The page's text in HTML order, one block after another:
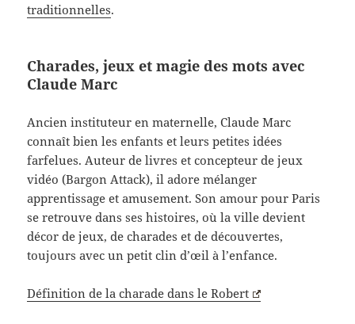
traditionnelles.
Charades, jeux et magie des mots avec
Claude Marc
Ancien instituteur en maternelle, Claude Marc
connaît bien les enfants et leurs petites idées
farfelues. Auteur de livres et concepteur de jeux
vidéo (Bargon Attack), il adore mélanger
apprentissage et amusement. Son amour pour Paris
se retrouve dans ses histoires, où la ville devient
décor de jeux, de charades et de découvertes,
toujours avec un petit clin d’œil à l’enfance.
Définition de la charade dans le Robert